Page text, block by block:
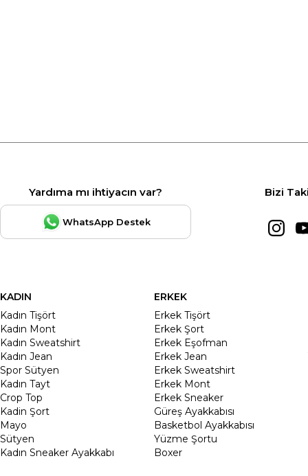
Yardıma mı ihtiyacın var?
WhatsApp Destek
Bizi
KADIN
Kadın Tişört
Kadın Mont
Kadın Sweatshirt
Kadın Jean
Spor Sütyen
Kadın Tayt
Crop Top
Kadin Şort
Mayo
Sütyen
Kadın Sneaker Ayakkabı
ERKEK
Erkek Tişört
Erkek Şort
Erkek Eşofman
Erkek Jean
Erkek Sweatshirt
Erkek Mont
Erkek Sneaker
Güreş Ayakkabısı
Basketbol Ayakkabısı
Yüzme Şortu
Boxer